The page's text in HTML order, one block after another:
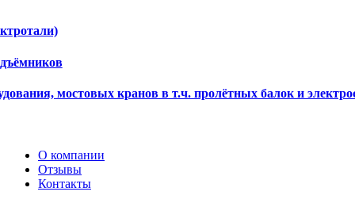
мостовых кранов в т.ч. пролётных балок и
О компании
Отзывы
Контакты